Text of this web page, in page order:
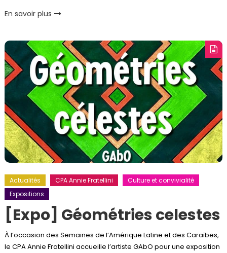
En savoir plus
Actualités CPA Annie Fratellini
Culture et convivialité
Expositions
[Expo] Géométries celestes
À l’occasion des Semaines de l’Amérique Latine et des Caraïbes,
le CPA Annie Fratellini accueille l’artiste GAbO pour une exposition